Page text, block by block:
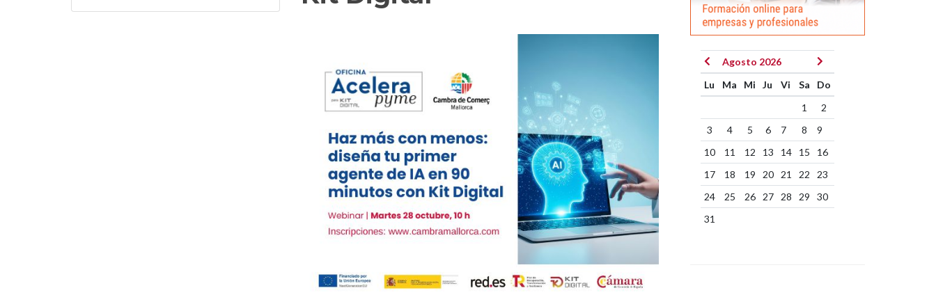
Agosto 2026
Lu
Ma Mi Ju Vi Sa
Do
1
2
3
4 5 6 7 8
9
10
11 12 13 14 15
16
17
18 19 20 21 22
23
24
25 26 27 28 29
30
31